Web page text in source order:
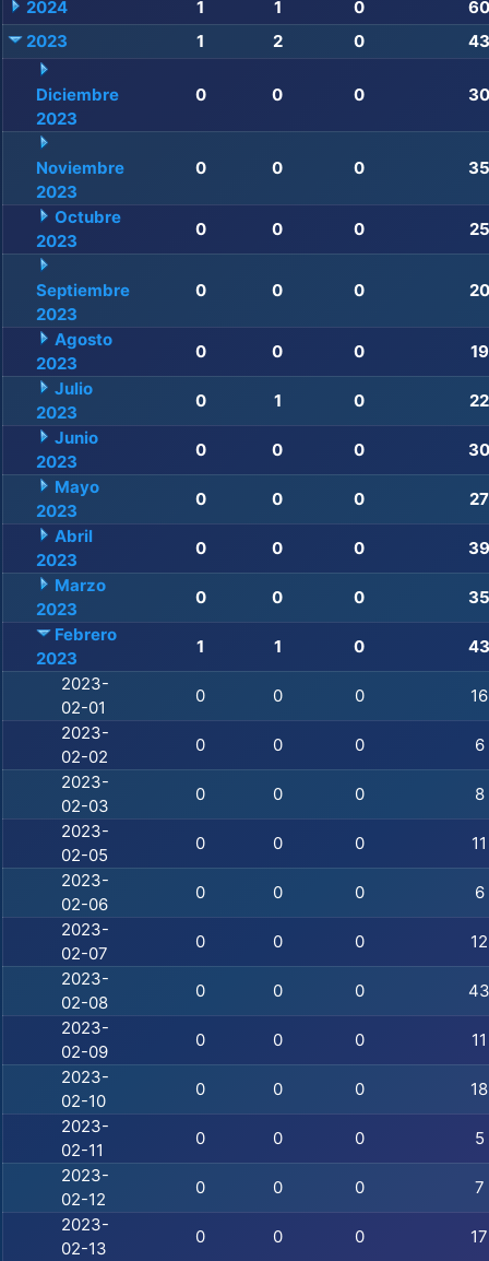
2024
1 1 0
60
2023
1 2 0 43
Diciembre
2023
0 0 0 30
Noviembre
2023
0 0 0 35
Octubre
2023
0 0 0 25
Septiembre
2023
0 0 0 20
Agosto
2023
0 0 0
19
Julio
2023
0 1 0
22
Junio
2023
0 0 0
30
Mayo
2023
0 0 0
27
Abril
2023
0 0 0
39
Marzo
2023
0 0 0
35
Febrero
2023
1 1 0
43
2023-
02-01
0 0 0
16
2023-
02-02
0 0 0
6
2023-
02-03
0 0 0
8
2023-
02-05
0 0 0
11
2023-
02-06
0 0 0
6
2023-
02-07
0 0 0
12
2023-
02-08
0 0 0
43
2023-
02-09
0 0 0
11
2023-
02-10
0 0 0
18
2023-
02-11
0 0 0
5
2023-
02-12
0 0 0
7
2023-
02-13
0 0 0
17